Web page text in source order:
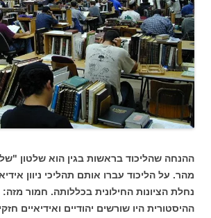
ההנחה שהליכוד בראשות בגין הוא שלטון
מהר. על הליכוד עברו אותם תהליכי ניוון
נחלת הציונות החילונית בכללותה. חמור
ההיסטורית היו שורשים יהודיים ואידיאיים